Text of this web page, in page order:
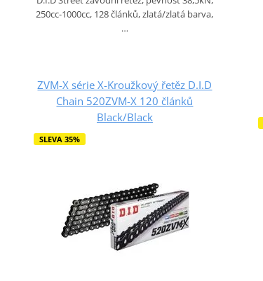
250cc-1000cc, 128 článků, zlatá/zlatá barva,
…
ZVM-X série X-Kroužkový řetěz D.I.D
Chain 520ZVM-X 120 článků
Black/Black
SLEVA 35%